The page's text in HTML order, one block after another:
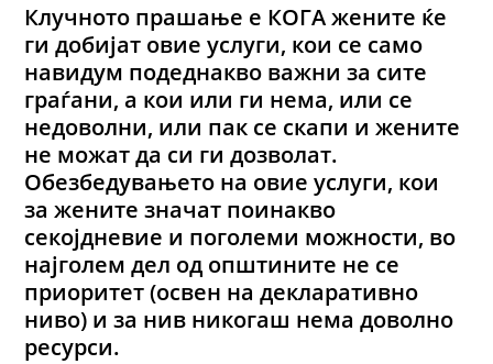
Клучното прашање е КОГА жените ќе
ги добијат овие услуги, кои се само
навидум подеднакво важни за сите
граѓани, а кои или ги нема, или се
недоволни, или пак се скапи и жените
не можат да си ги дозволат.
Обезбедувањето на овие услуги, кои
за жените значат поинакво
секојдневие и поголеми можности, во
најголем дел од општините не се
приоритет (освен на декларативно
ниво) и за нив никогаш нема доволно
ресурси.